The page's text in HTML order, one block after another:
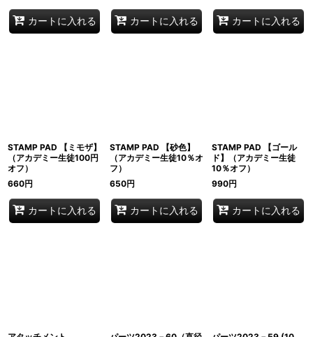
カートに入れる カートに入れる カートに入れる
STAMP PAD 【ミモザ】
（アカデミー生徒100円
オフ）
660円
カートに入れる
STAMP PAD 【砂色】
（アカデミー生徒10％オ
フ）
650円
カートに入れる
STAMP PAD 【ゴール
ド】（アカデミー生徒
10％オフ）
990円
カートに入れる